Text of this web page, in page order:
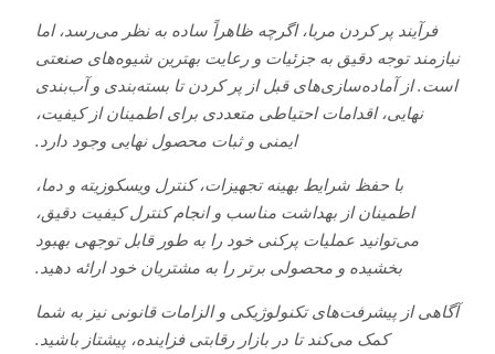
فرآیند پر کردن مربا، اگرچه ظاهراً ساده به نظر می‌رسد، اما
نیازمند توجه دقیق به جزئیات و رعایت بهترین شیوه‌های صنعتی
است. از آماده‌سازی‌های قبل از پر کردن تا بسته‌بندی و آب‌بندی
نهایی، اقدامات احتیاطی متعددی برای اطمینان از کیفیت،
ایمنی و ثبات محصول نهایی وجود دارد.
با حفظ شرایط بهینه تجهیزات، کنترل ویسکوزیته و دما،
اطمینان از بهداشت مناسب و انجام کنترل کیفیت دقیق،
می‌توانید عملیات پرکنی خود را به طور قابل توجهی بهبود
بخشیده و محصولی برتر را به مشتریان خود ارائه دهید.
آگاهی از پیشرفت‌های تکنولوژیکی و الزامات قانونی نیز به شما
کمک می‌کند تا در بازار رقابتی فزاینده، پیشتاز باشید.